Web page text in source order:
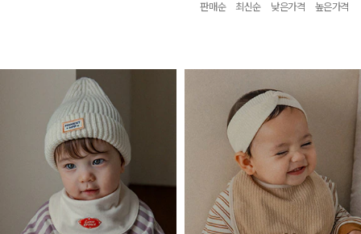
판매순 최신순 낮은가격 높은가격